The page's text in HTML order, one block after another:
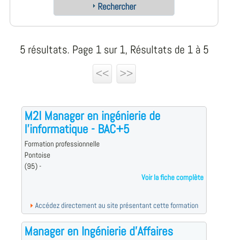
Rechercher
5 résultats. Page 1 sur 1, Résultats de 1 à 5
<<
>>
M2I Manager en ingénierie de
l'informatique - BAC+5
Formation professionnelle
Pontoise
(95) -
Voir la fiche complète
Accédez directement au site présentant cette formation
Manager en Ingénierie d'Affaires